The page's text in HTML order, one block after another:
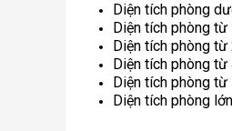
Diện tích phòng
Diện tích phòng
Diện tích phòng
Diện tích phòng
Diện tích phòng
Diện tích phòng